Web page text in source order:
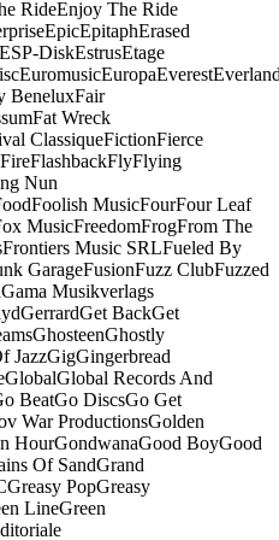
RideEnjoy The Ride
EpicEpitaphErased
ESP-DiskEstrusEtage
EuromusicEuropaEverest
BeneluxFair
Fat Wreck
ClassiqueFictionFierce
FireFlashbackFlyFlying
Nun
Foolish MusicFourFour Leaf
MusicFreedomFrogFrom The
Frontiers Music SRLFueled By
GarageFusionFuzz ClubFuzzed
Gama Musikverlags
GerrardGet BackGet
GhosteenGhostly
JazzGigGingerbread
GlobalGlobal Records And
BeatGo DiscsGo Get
War ProductionsGolden
HourGondwanaGood BoyGood
Of SandGrand
Greasy PopGreasy
LineGreen